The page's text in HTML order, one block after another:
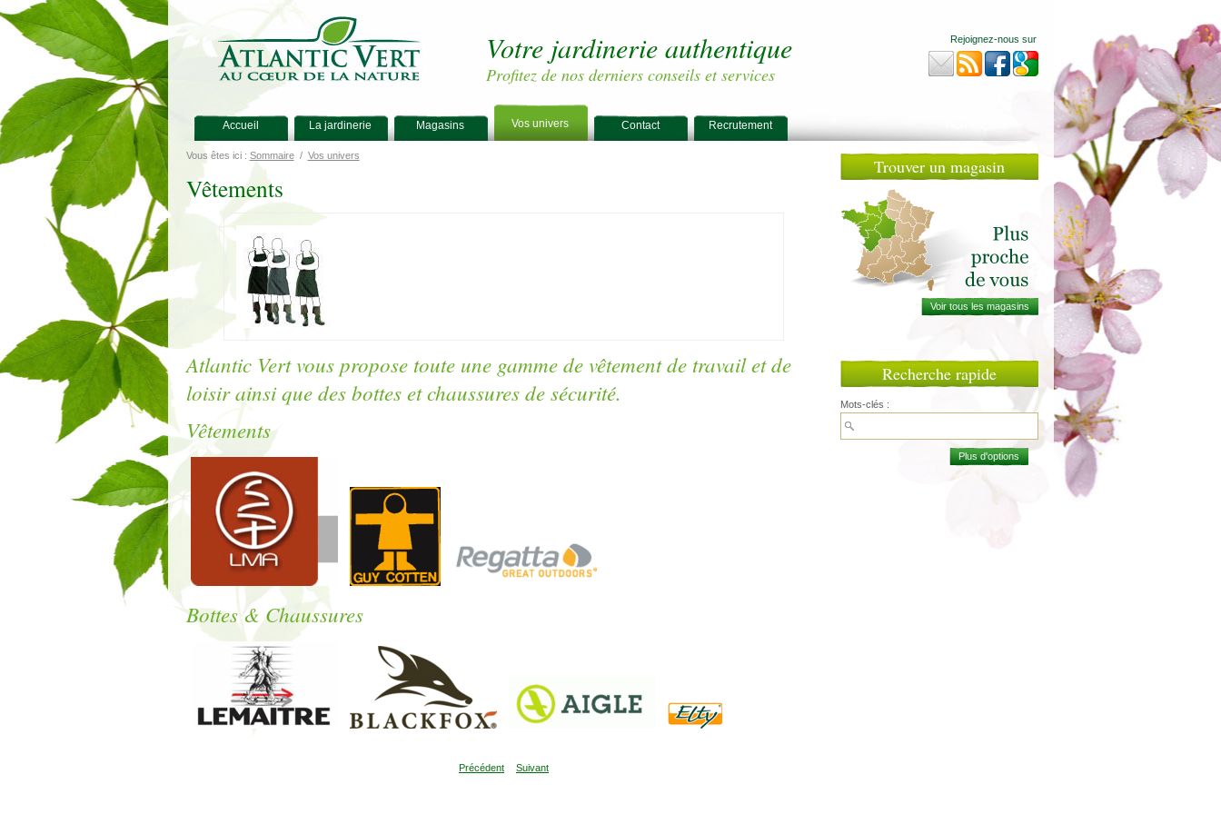
Votre jardinerie authentique
Profitez de nos derniers conseils et services
Accueil La jardinerie Magasins Vos univers Contact Recrutement
Rejoignez-nous sur
Vous êtes ici : Sommaire/ Vos univers
Vêtements
Atlantic Vert vous propose toute une gamme de vêtement de travail et de
loisir ainsi que des bottes et chaussures de sécurité.
Vêtements
Bottes & Chaussures
Précédent Suivant
Trouver un magasin
Recherche rapide
Mots-clés :